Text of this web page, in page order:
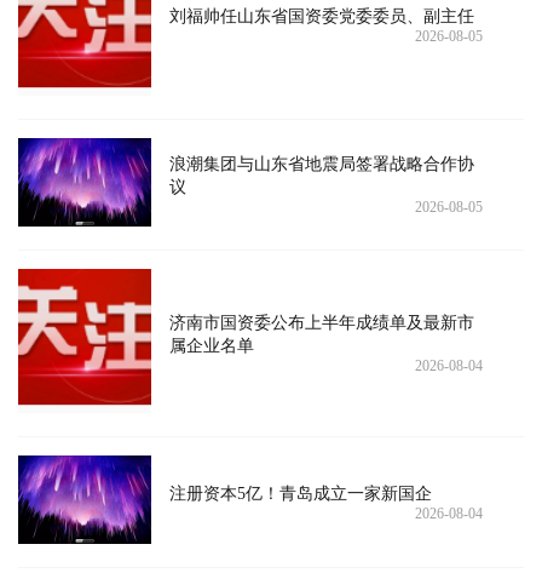
刘福帅任山东省国资委党委委员、副主任
2026-08-05
浪潮集团与山东省地震局签署战略合作协
议
2026-08-05
济南市国资委公布上半年成绩单及最新市
属企业名单
2026-08-04
注册资本5亿！青岛成立一家新国企
2026-08-04